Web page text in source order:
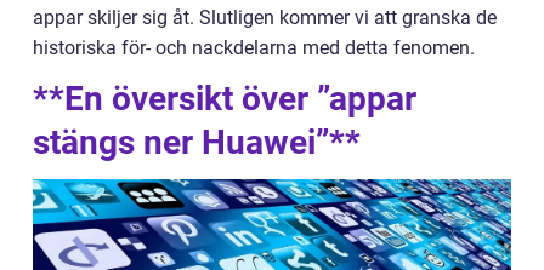
appar skiljer sig åt. Slutligen kommer vi att granska de
historiska för- och nackdelarna med detta fenomen.
**En översikt över ”appar
stängs ner Huawei”**